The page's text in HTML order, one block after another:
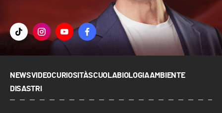
NEWSVIDEOCURIOSITÀSCUOLABIOLOGIAAMBIENTE
DISASTRI